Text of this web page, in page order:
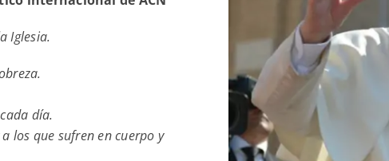
Iglesia.
día.
los que sufren en cuerpo y